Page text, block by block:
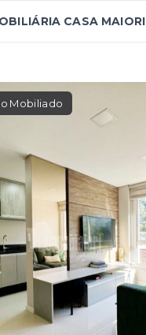
CASA MAIORI
Mobiliado